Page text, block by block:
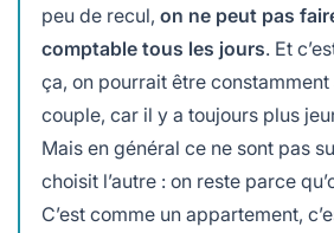
peu de recul, on ne peut pas
comptable tous les jours. Et
ça, on pourrait être constamment
couple, car il y a toujours plus
Mais en général ce ne sont pas
choisit l’autre : on reste parce
C’est comme un appartement,